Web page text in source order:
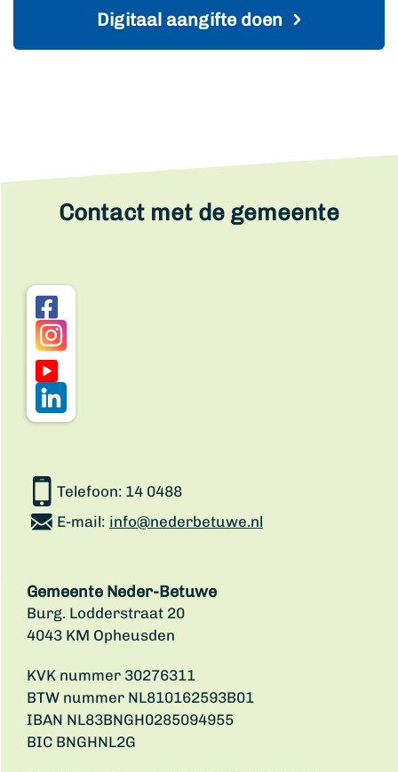
Digitaal aangifte doen
Contact met de gemeente
Telefoon: 14 0488
E-mail: info@nederbetuwe.nl
Gemeente Neder-Betuwe
Burg. Lodderstraat 20
4043 KM Opheusden
KVK nummer 30276311
BTW nummer NL810162593B01
IBAN NL83BNGH0285094955
BIC BNGHNL2G